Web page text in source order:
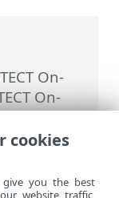
On-
On-
Menu
>
cookies
you the best
website traffic,